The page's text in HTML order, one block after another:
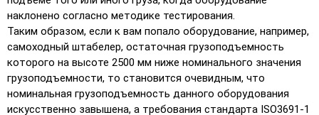
наклонено согласно методике тестирования.
Таким образом, если к вам попало оборудование, например,
самоходный штабелер, остаточная грузоподъемность
которого на высоте 2500 мм ниже номинального значения
грузоподъемности, то становится очевидным, что
номинальная грузоподъемность данного оборудования
искусственно завышена, а требования стандарта ISO3691-1